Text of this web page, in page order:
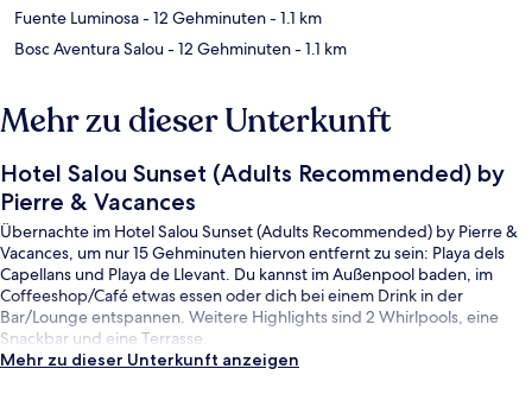
Fuente Luminosa- 12 Gehminuten- 1.1 km
Bosc Aventura Salou- 12 Gehminuten- 1.1 km
Mehr zu dieser Unterkunft
Hotel Salou Sunset (Adults Recommended) by
Pierre & Vacances
Übernachte im Hotel Salou Sunset (Adults Recommended) by Pierre &
Vacances, um nur 15 Gehminuten hiervon entfernt zu sein: Playa dels
Capellans und Playa de Llevant. Du kannst im Außenpool baden, im
Coffeeshop/Café etwas essen oder dich bei einem Drink in der
Bar/Lounge entspannen. Weitere Highlights sind 2 Whirlpools, eine
Snackbar und eine Terrasse.
Mehr zu dieser Unterkunft anzeigen